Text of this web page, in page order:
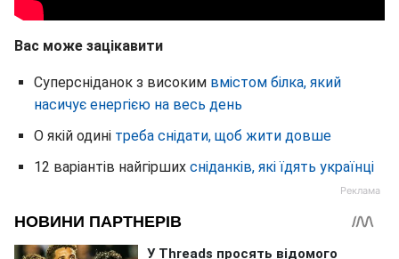
Вас може зацікавити
Суперсніданок з високим вмістом білка, який
насичує енергією на весь день
О якій одині треба снідати, щоб жити довше
12 варіантів найгірших сніданків, які їдять українці